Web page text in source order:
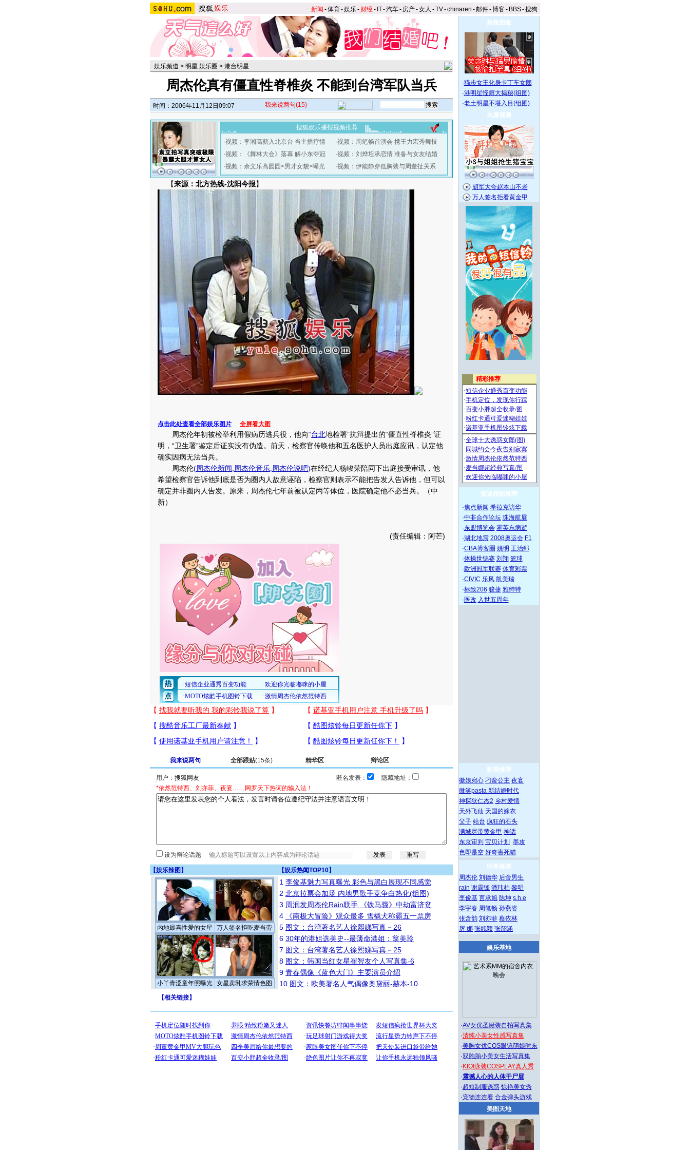
新闻 -体育-娱乐- 财经- IT-汽车- 房产-女人 -TV-chinaren -邮件-博客- BBS-搜狗
娱乐频道 > 明星 娱乐圈 > 港台明星
周杰伦真有僵直性脊椎炎 不能到台湾军队当兵
时间：2006年11月12日09:07 我来说两句(15)
搜狐娱乐播报视频推荐
·视频：李湘高薪入北京台 当主播疗情
·视频：《舞林大会》落幕 解小东夺冠
·视频：余文乐高园园<男才女貌>曝光
·视频：周笔畅首演会 携王力宏秀舞技
·视频：刘烨坦承恋情 准备与女友结婚
·视频：伊能静穿低胸装与周董扯关系
【来源：北方热线-沈阳今报】
点击此处查看全部娱乐图片 全屏看大图
周杰伦年初被检举利用假病历逃兵役，他向“台北地检署”抗辩提出的“僵直性脊椎炎”证
明，“卫生署”鉴定后证实没有伪造。前天，检察官传唤他和五名医护人员出庭应讯，认定他
确实因病无法当兵。
周杰伦(周杰伦新闻 周杰伦音乐 周杰伦说吧)在经纪人杨峻荣陪同下出庭接受审讯，他
希望检察官告诉他到底是否为圈内人故意诬陷，检察官则表示不能把告发人告诉他，但可以
确定并非圈内人告发。原来，周杰伦七年前被认定丙等体位，医院确定他不必当兵。（中
新）
(责任编辑：阿芒)
我来说两句 全部跟贴(15条) 精华区 辩论区
用户： 匿名发表：
隐藏地址：
*依然范特西、刘亦菲、夜宴……网罗天下热词的输入法！
设为辩论话题
【娱乐辣图 】 【娱乐热闻TOP10】
内地最喜性爱的女星 万人签名拒吃麦当劳
小丫青涩童年照曝光 女星卖乳求荣情色图
1 李俊基魅力写真曝光 彩色与黑白展现不同感觉
2 北京拉票会加场 内地男歌手竞争白热化(组图)
3 周润发周杰伦Rain联手 《铁马骝》中劫富济贫
4
《南极大冒险》观众最多 雪橇犬称霸五一票房
5 图文：台湾著名艺人徐熙娣写真－26
6 30年的港姐选美史--最薄命港姐：翁美玲
7 图文：台湾著名艺人徐熙娣写真－25
8 图文：韩国当红女星崔智友个人写真集-6
9 青春偶像《蓝色大门》主要演员介绍
10 图文：欧美著名人气偶像奥黛丽-赫本-10
【相关链接】
热辣图集
·猫步女王化身卡丁车女郎
·港明星怪癖大揭秘(组图)
·老土明星不堪入目(组图)
火爆视频
胡军大夸赵本山不老
万人签名拒看黄金甲
频道精彩推荐
·焦点新闻 希拉克访华
·中非合作论坛 珠海航展
·东盟博览会 霍英东病逝
·湖北地震 2008奥运会 F1
·CBA博客圈 姚明 王治郅
·体操世锦赛 刘翔 篮球
·欧洲冠军联赛 体育彩票
·CIVIC 乐风 凯美瑞
·标致206 骏捷 雅绅特
· 医改 入世五周年
影视推荐
徽娘宛心 刁蛮公主 夜宴
微笑pasta 新结婚时代
神探狄仁杰2 乡村爱情
天外飞仙 天国的嫁衣
父子 站台 疯狂的石头
满城尽带黄金甲 神话
东京审判 宝贝计划
墨攻
色即是空 好奇害死猫
明星推荐
周杰伦 刘德华 后舍男生
rain 谢霆锋 潘玮柏 黎明
李俊基 言承旭 陈坤 s.h.e
李宇春 周笔畅 孙燕姿
张含韵 刘亦菲 蔡依林
厉 娜 张靓颖 张韶涵
娱乐基地
·AV女优圣诞装自拍写真集
·清纯小美女性感写真集
·美胸女优COS眼镜萌娘时东
·双胞胎小美女生活写真集
· KIQI泳装COSPLAY真人秀
·震撼人心的人体干尸展
·超短制服诱惑 惊艳美女秀
·宠物连连看 合金弹头游戏
美图天地